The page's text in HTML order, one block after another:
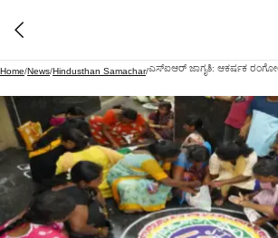
Home/News/Hindusthan Samachar/ಎಸ್‌ಐಆರ್ ಜಾಗೃತಿ: ಆಕರ್ಷಕ